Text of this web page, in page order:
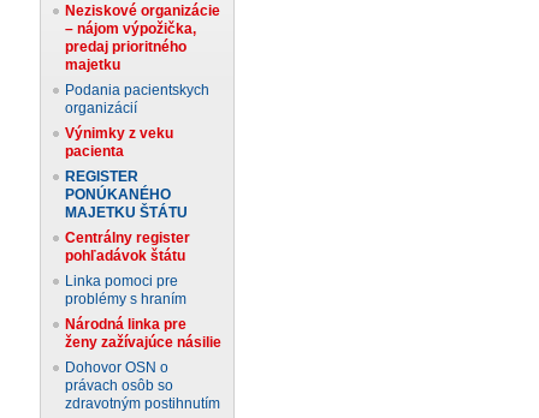
Neziskové organizácie
– nájom výpožička,
predaj prioritného
majetku
Podania pacientskych
organizácií
Výnimky z veku
pacienta
REGISTER
PONÚKANÉHO
MAJETKU ŠTÁTU
Centrálny register
pohľadávok štátu
Linka pomoci pre
problémy s hraním
Národná linka pre
ženy zažívajúce násilie
Dohovor OSN o
právach osôb so
zdravotným postihnutím